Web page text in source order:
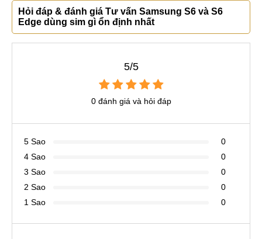
Hỏi đáp & đánh giá Tư vấn Samsung S6 và S6
Edge dùng sim gì ổn định nhất
5/5
0 đánh giá và hỏi đáp
5 Sao
0
4 Sao
0
3 Sao
0
2 Sao
0
1 Sao
0